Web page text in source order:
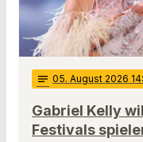
notes 05. August 2026
Gabriel Kelly
Festivals